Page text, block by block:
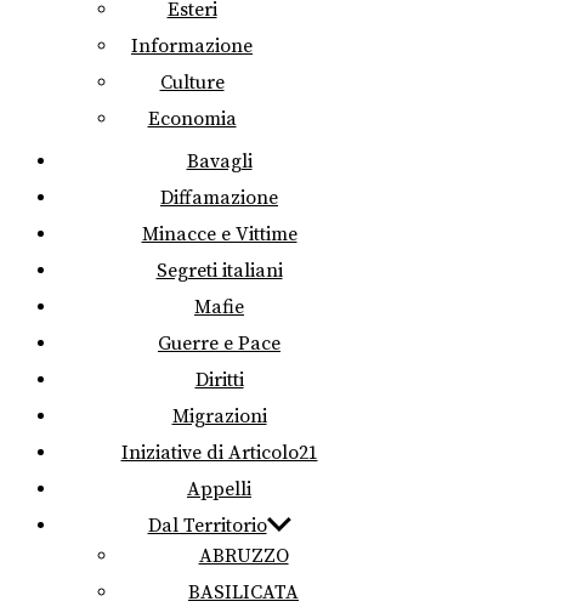
Esteri
Informazione
Culture
Economia
Bavagli
Diffamazione
Minacce e Vittime
Segreti italiani
Mafie
Guerre e Pace
Diritti
Migrazioni
Iniziative di Articolo21
Appelli
Dal Territorio
ABRUZZO
BASILICATA